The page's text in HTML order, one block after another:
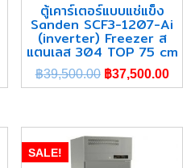
ตู้เคาร์เตอร์แบบแช่แข็ง
Sanden SCF3-1207-Ai
(inverter) Freezer ส
แตนเลส 304 TOP 75 cm
฿39,500.00 ฿37,500.00
SALE!